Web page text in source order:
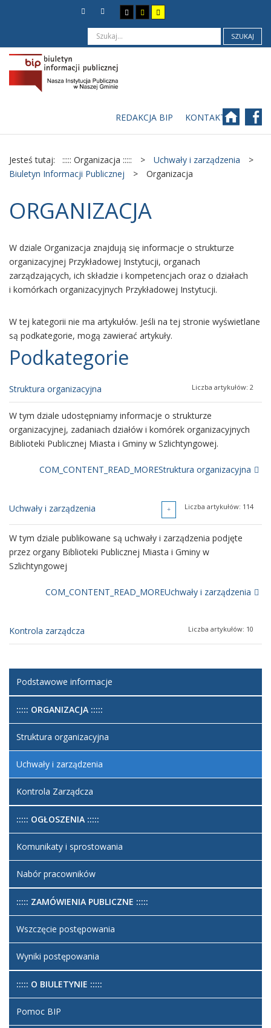
SZUKAJ
REDAKCJA BIP KONTAKT
Jesteś tutaj: ::::: Organizacja ::::: > Uchwały i zarządzenia
>
Biuletyn Informacji Publicznej
> Organizacja
ORGANIZACJA
W dziale Organizacja znajdują się informacje o strukturze
organizacyjnej Przykładowej Instytucji, organach
zarządzających, ich składzie i kompetencjach oraz o działach
i komórkach organizacyjnych Przykładowej Instytucji.
W tej kategorii nie ma artykułów. Jeśli na tej stronie wyświetlane
są podkategorie, mogą zawierać artykuły.
Podkategorie
Struktura organizacyjna Liczba artykułów: 2
W tym dziale udostępniamy informacje o strukturze
organizacyjnej, zadaniach działów i komórek organizacyjnych
Biblioteki Publicznej Miasta i Gminy w Szlichtyngowej.
COM_CONTENT_READ_MOREStruktura organizacyjna
Uchwały i zarządzenia Liczba artykułów: 114
W tym dziale publikowane są uchwały i zarządzenia podjęte
przez organy Biblioteki Publicznej Miasta i Gminy w
Szlichtyngowej
COM_CONTENT_READ_MOREUchwały i zarządzenia
Zarządzenia 2024 Liczba artykułów: 13
Zarządzenia 2022 Liczba artykułów: 17
Zarządzenia 2020
Zarządzenia 2019
Kontrola zarządcza Liczba artykułów: 10
Podstawowe informacje
::::: ORGANIZACJA :::::
Struktura organizacyjna
Uchwały i zarządzenia
Kontrola Zarządcza
::::: OGŁOSZENIA :::::
Komunikaty i sprostowania
Nabór pracowników
::::: ZAMÓWIENIA PUBLICZNE :::::
Wszczęcie postępowania
Wyniki postępowania
::::: O BIULETYNIE :::::
Pomoc BIP